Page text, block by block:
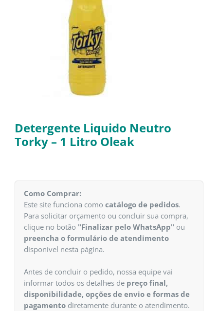
Detergente Liquido Neutro
Torky – 1 Litro Oleak
Como Comprar:
Este site funciona como catálogo de pedidos.
Para solicitar orçamento ou concluir sua compra,
clique no botão "Finalizar pelo WhatsApp" ou
preencha o formulário de atendimento
disponível nesta página.
Antes de concluir o pedido, nossa equipe vai
informar todos os detalhes de preço final,
disponibilidade, opções de envio e formas de
pagamento diretamente durante o atendimento.